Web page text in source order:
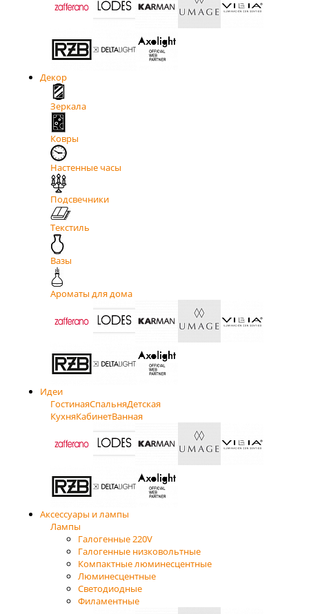
Декор
Зеркала
Ковры
Настенные часы
Подсвечники
Текстиль
Вазы
Ароматы для дома
Идеи
ГостинаяСпальняДетская
КухняКабинетВанная
Аксессуары и лампы
Лампы
Галогенные 220V
Галогенные низковольтные
Компактные люминесцентные
Люминесцентные
Светодиодные
Филаментные